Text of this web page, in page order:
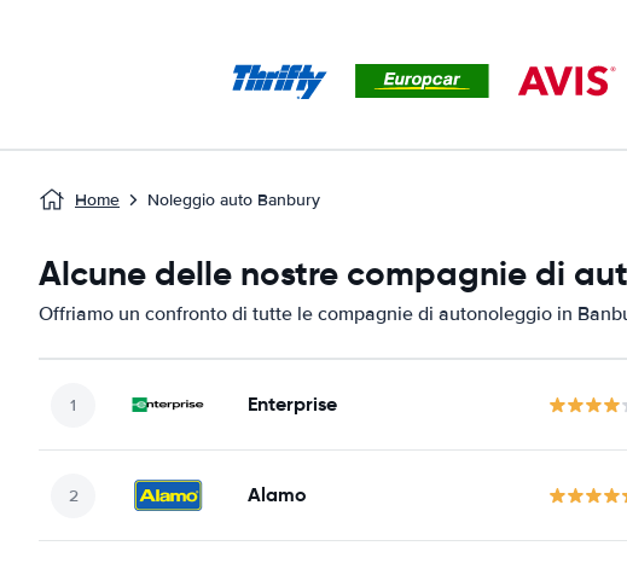
Home Noleggio auto Banbury
Alcune delle nostre compagnie di
Offriamo un confronto di tutte le compagnie di autonoleggio in
Enterprise
Alamo